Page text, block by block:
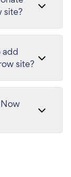
site?
add
site?